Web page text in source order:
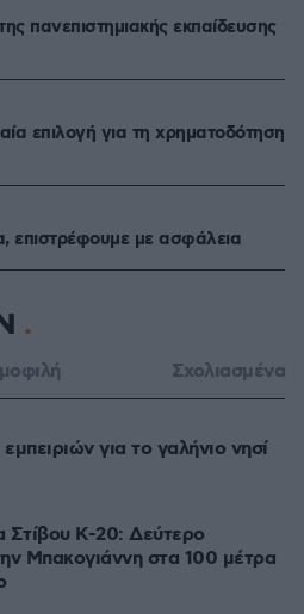
πανεπιστημιακής εκπαίδευσης
επιλογή για τη χρηματοδότηση
επιστρέφουμε με ασφάλεια
Σχολιασμένα
για το γαλήνιο νησί
Κ-20: Δεύτερο
Μπακογιάννη στα 100 μέτρα